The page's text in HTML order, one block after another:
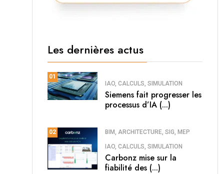
Les dernières actus
01
IAO, CALCULS, SIMULATION
Siemens fait progresser les
processus d’IA (...)
02 BIM, ARCHITECTURE, SIG, MEP
IAO, CALCULS, SIMULATION
Carbonz mise sur la
fiabilité des (...)